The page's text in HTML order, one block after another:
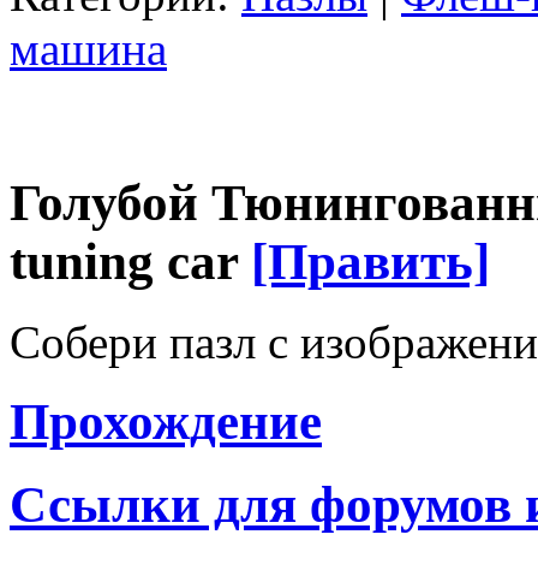
машина
Голубой
tuning car [Править]
Собери пазл с
Прохождение
Ссылки для форумов